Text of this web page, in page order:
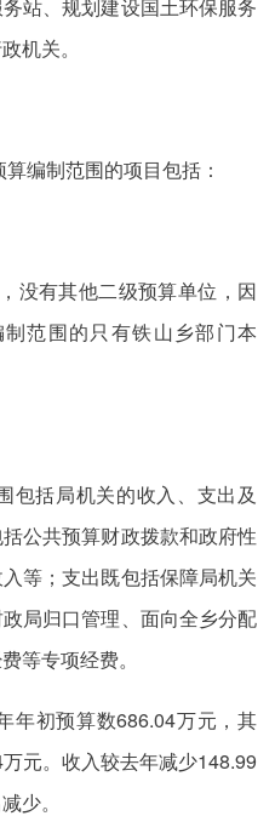
站、规划建设国土环保服务
机关。
编制范围的项目包括：
没有其他二级预算单位，因
范围的只有铁山乡部门本
包括局机关的收入、支出及
公共预算财政拨款和政府性
等；支出既包括保障局机关
局归口管理、面向全乡分配
等专项经费。
年初预算数686.04万元，其
元。收入较去年减少148.99
少。